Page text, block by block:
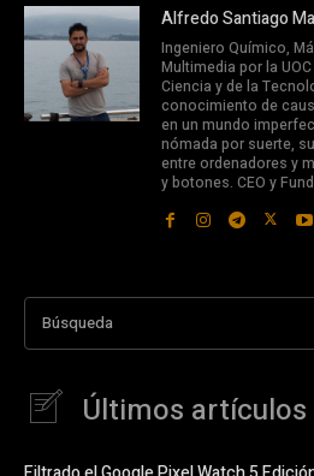
Alfredo Santiago
Ingeniero Químico,
Multimedia por la
Ciencia y de la
conocimiento de
en un mundo
nómada por suerte,
entre ordenadores y
y botones. CEO y
Búsqueda
Últimos artículos